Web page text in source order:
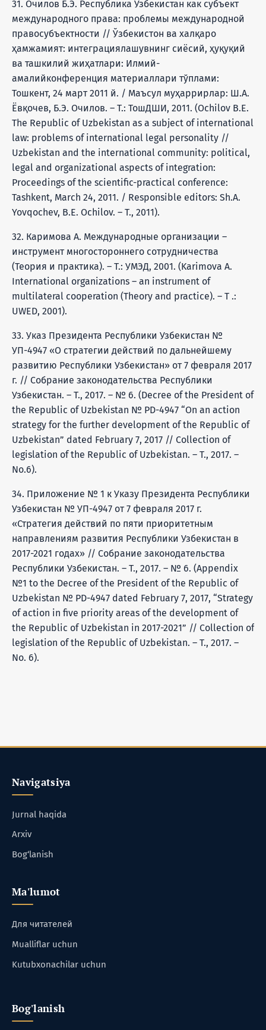
31. Очилов Б.Э. Республика Узбекистан как субъект
международного права: проблемы международной
правосубъектности // Ўзбекистон ва халқаро
ҳамжамият: интеграциялашувнинг сиёсий, ҳуқуқий
ва ташкилий жиҳатлари: Илмий-
амалийконференция материаллари тўплами:
Тошкент, 24 март 2011 й. / Маъсул муҳаррирлар: Ш.А.
Ёвқочев, Б.Э. Очилов. – Т.: ТошДШИ, 2011. (Ochilov B.E.
The Republic of Uzbekistan as a subject of international
law: problems of international legal personality //
Uzbekistan and the international community: political,
legal and organizational aspects of integration:
Proceedings of the scientific-practical conference:
Tashkent, March 24, 2011. / Responsible editors: Sh.A.
Yovqochev, B.E. Ochilov. – T., 2011).
32. Каримова А. Международные организации –
инструмент многостороннего сотрудничества
(Теория и практика). – Т.: УМЭД, 2001. (Karimova A.
International organizations – an instrument of
multilateral cooperation (Theory and practice). – T .:
UWED, 2001).
33. Указ Президента Республики Узбекистан №
УП-4947 «О стратегии действий по дальнейшему
развитию Республики Узбекистан» от 7 февраля 2017
г. // Собрание законодательства Республики
Узбекистан. – Т., 2017. – № 6. (Decree of the President of
the Republic of Uzbekistan № PD-4947 “On an action
strategy for the further development of the Republic of
Uzbekistan” dated February 7, 2017 // Collection of
legislation of the Republic of Uzbekistan. – T., 2017. –
No.6).
34. Приложение № 1 к Указу Президента Республики
Узбекистан № УП-4947 от 7 февраля 2017 г.
«Стратегия действий по пяти приоритетным
направлениям развития Республики Узбекистан в
2017-2021 годах» // Собрание законодательства
Республики Узбекистан. – Т., 2017. – № 6. (Appendix
№1 to the Decree of the President of the Republic of
Uzbekistan № PD-4947 dated February 7, 2017, “Strategy
of action in five priority areas of the development of
the Republic of Uzbekistan in 2017-2021” // Collection of
legislation of the Republic of Uzbekistan. – T., 2017. –
No. 6).
Navigatsiya
Jurnal haqida
Arxiv
Bog‘lanish
Ma'lumot
Для читателей
Mualliflar uchun
Kutubxonachilar uchun
Bog'lanish